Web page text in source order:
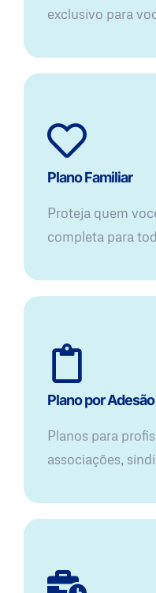
exclusivo para
Plano Familiar
Proteja quem
completa para
Plano por Adesão
Planos para
associações,